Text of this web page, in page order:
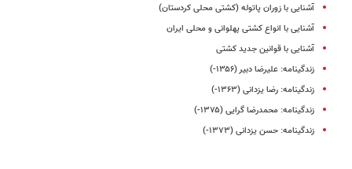
آشنایی با زوران پاتوله (کشتی محلی کردستان)
آشنایی با انواع کشتی پهلوانی و محلی ایران
آشنایی با قوانین جدید کشتی
زندگینامه: علیرضا دبیر (۱۳۵۶-)
زندگینامه: رضا یزدانی (۱۳۶۳-)
زندگینامه: محمدرضا گرایی (۱۳۷۵-)
زندگینامه: حسن یزدانی (۱۳۷۳-)